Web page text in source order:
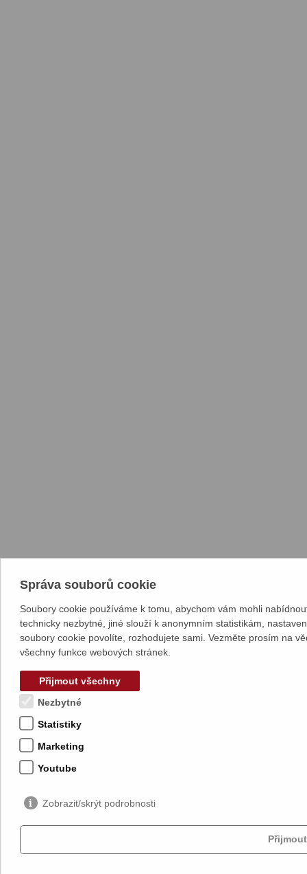
Správa souborů cookie
Soubory cookie používáme k tomu, abychom vám mohli
technicky nezbytné, jiné slouží k anonymním statistikám,
soubory cookie povolíte, rozhodujete sami. Vezměte prosím na
všechny funkce webových stránek.
Přijmout všechny
Nezbytné
Statistiky
Marketing
Youtube
Zobrazit/skrýt podrobnosti